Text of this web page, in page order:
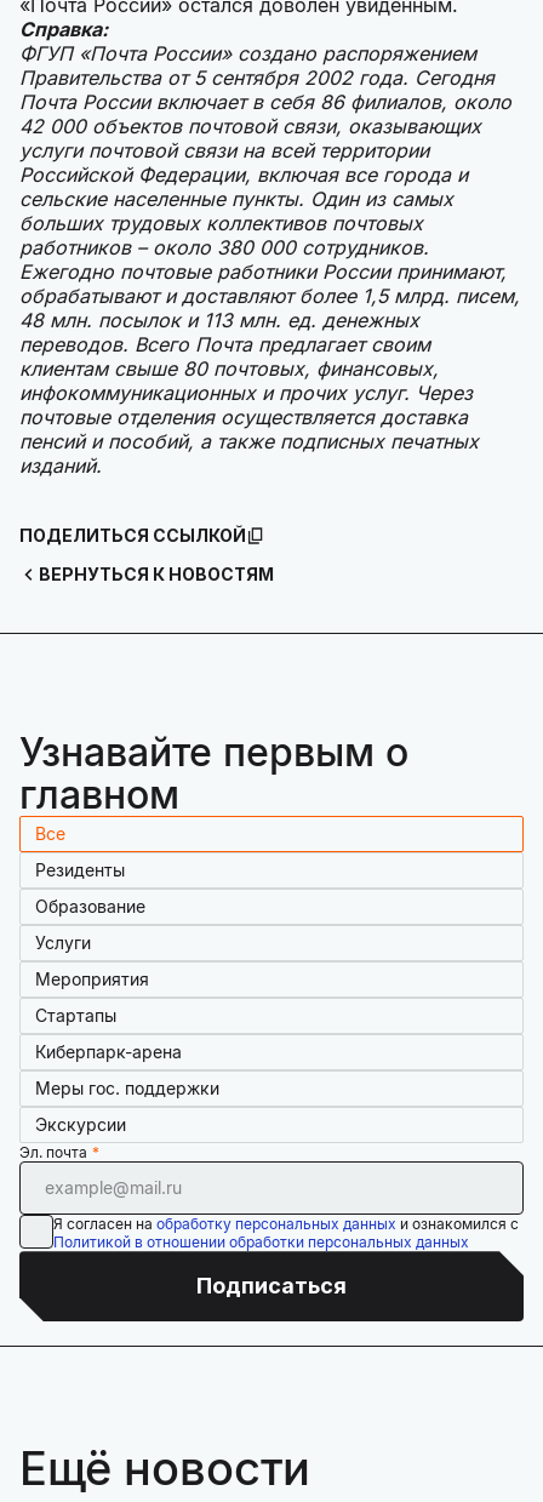
«Почта России» остался доволен увиденным.
Справка:
ФГУП «Почта России» создано распоряжением
Правительства от 5 сентября 2002 года. Сегодня
Почта России включает в себя 86 филиалов, около
42 000 объектов почтовой связи, оказывающих
услуги почтовой связи на всей территории
Российской Федерации, включая все города и
сельские населенные пункты. Один из самых
больших трудовых коллективов почтовых
работников – около 380 000 сотрудников.
Ежегодно почтовые работники России принимают,
обрабатывают и доставляют более 1,5 млрд. писем,
48 млн. посылок и 113 млн. ед. денежных
переводов. Всего Почта предлагает своим
клиентам свыше 80 почтовых, финансовых,
инфокоммуникационных и прочих услуг. Через
почтовые отделения осуществляется доставка
пенсий и пособий, а также подписных печатных
изданий.
ВЕРНУТЬСЯ К НОВОСТЯМ
ПОДЕЛИТЬСЯ ССЫЛКОЙ
Узнавайте первым о
главном
Все
Резиденты
Образование
Услуги
Мероприятия
Стартапы
Киберпарк-арена
Меры гос. поддержки
Экскурсии
Эл. почта
Я согласен на обработку персональных данных и ознакомился с
Политикой в отношении обработки персональных данных
Подписаться
Ещё новости